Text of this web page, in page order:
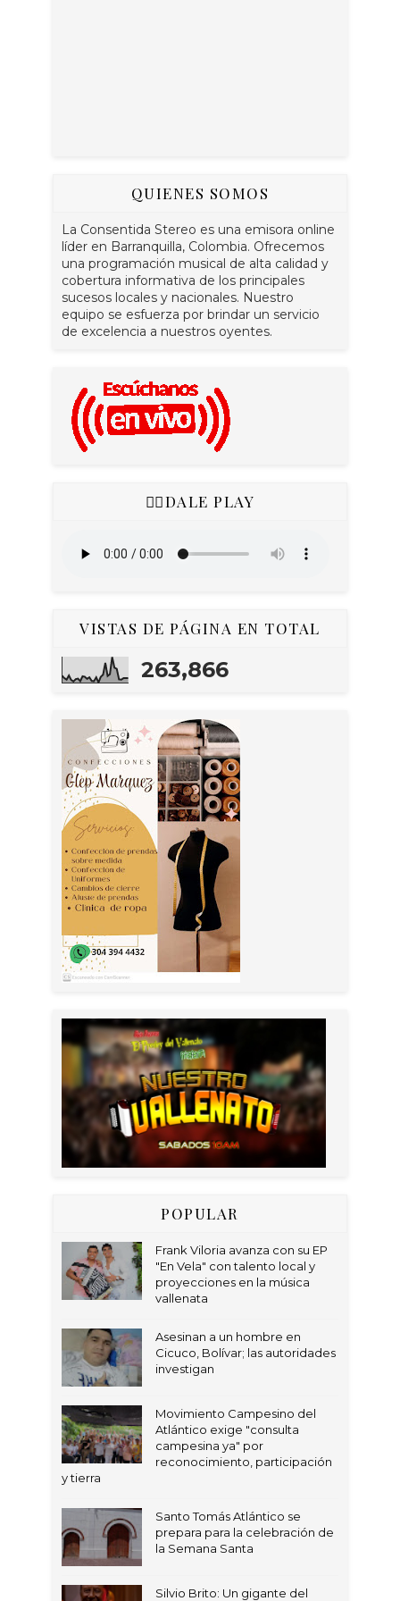
QUIENES SOMOS
La Consentida Stereo es una emisora online
líder en Barranquilla, Colombia. Ofrecemos
una programación musical de alta calidad y
cobertura informativa de los principales
sucesos locales y nacionales. Nuestro
equipo se esfuerza por brindar un servicio
de excelencia a nuestros oyentes.
👇🏻DALE PLAY
VISTAS DE PÁGINA EN TOTAL
263,866
POPULAR
Frank Viloria avanza con su EP
"En Vela" con talento local y
proyecciones en la música
vallenata
Asesinan a un hombre en
Cicuco, Bolívar; las autoridades
investigan
Movimiento Campesino del
Atlántico exige "consulta
campesina ya" por
reconocimiento, participación
y tierra
Santo Tomás Atlántico se
prepara para la celebración de
la Semana Santa
Silvio Brito: Un gigante del